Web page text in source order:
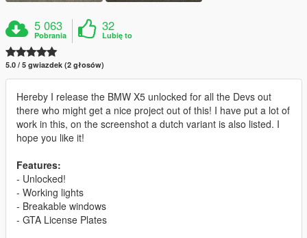
5 063
Pobrania
32
Lubię to
5.0 / 5 gwiazdek (2 głosów)
Hereby I release the BMW X5 unlocked for all the Devs out
there who might get a nice project out of this! I have put a lot of
work in this, on the screenshot a dutch variant is also listed. I
hope you like it!
Features:
- Unlocked!
- Working lights
- Breakable windows
- GTA License Plates